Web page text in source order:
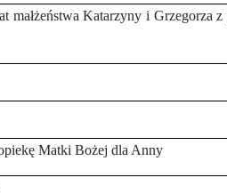
małżeństwa Katarzyny i Grzegorza z
Matki Bożej dla Anny